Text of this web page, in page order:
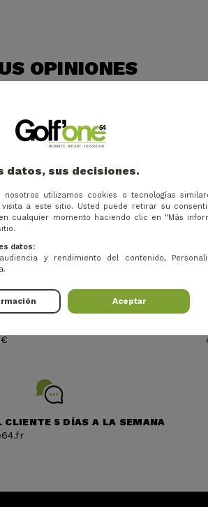
OPINIONES
CLIENTE 5 DÍAS A LA SEMANA
datos, sus decisiones.
utilizamos cookies o tecnologías
a este sitio. Usted puede retirar su
cualquier momento haciendo clic en "Más
datos:
y rendimiento del contenido,
Aceptar